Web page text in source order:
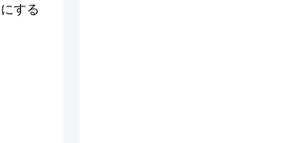
する